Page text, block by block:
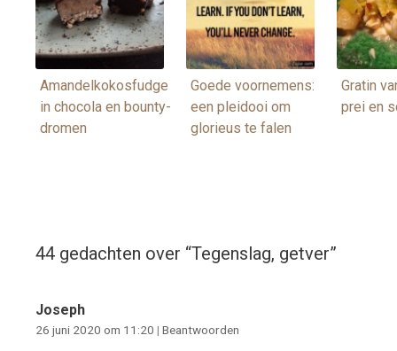
Amandelkokosfudge
in chocola en bounty-
dromen
Goede voornemens:
een pleidooi om
glorieus te falen
Gratin
prei en
44 gedachten over “Tegenslag, getver”
Joseph
26 juni 2020 om 11:20 | Beantwoorden